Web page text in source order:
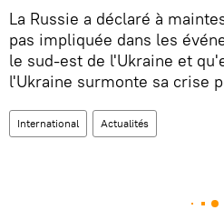
La Russie a déclaré à
pas impliquée dans les
le sud-est de l'Ukraine et
l'Ukraine surmonte sa crise
International Actualités